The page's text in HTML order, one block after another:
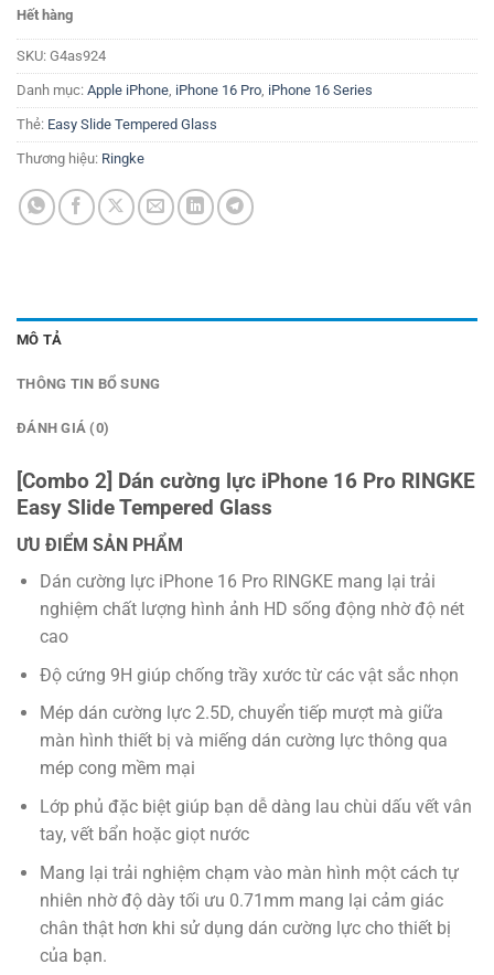
Hết hàng
SKU: G4as924
Danh mục: Apple iPhone iPhone 16 Pro iPhone 16 Series
Thẻ: Easy Slide Tempered Glass
Thương hiệu: Ringke
MÔ TẢ
THÔNG TIN BỔ SUNG
ĐÁNH GIÁ (0)
[Combo 2] Dán cường lực iPhone 16 Pro RINGKE
Easy Slide Tempered Glass
ƯU ĐIỂM SẢN PHẨM
Dán cường lực iPhone 16 Pro RINGKE mang lại trải
nghiệm chất lượng hình ảnh HD sống động nhờ độ nét
cao
Độ cứng 9H giúp chống trầy xước từ các vật sắc nhọn
Mép dán cường lực 2.5D, chuyển tiếp mượt mà giữa
màn hình thiết bị và miếng dán cường lực thông qua
mép cong mềm mại
Lớp phủ đặc biệt giúp bạn dễ dàng lau chùi dấu vết vân
tay, vết bẩn hoặc giọt nước
Mang lại trải nghiệm chạm vào màn hình một cách tự
nhiên nhờ độ dày tối ưu 0.71mm mang lại cảm giác
chân thật hơn khi sử dụng dán cường lực cho thiết bị
của bạn.